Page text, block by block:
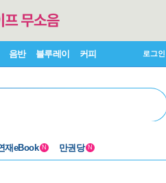
음반 블루레이 커피 로그인
재eBook N 만권당 N